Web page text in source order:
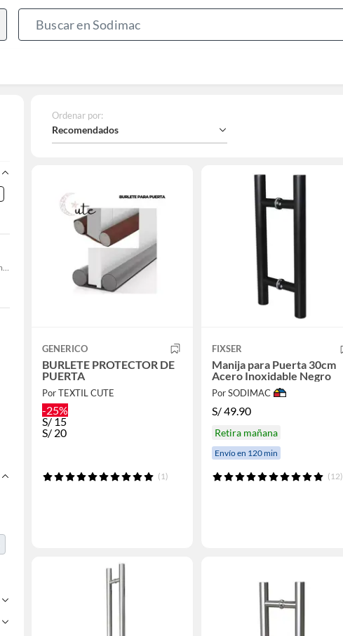
Bar
Sodimac Lima Centro, Sodimac Plaza Norte, Sodimac La Victoria, Sodimac San Miguel, Sodimac S. J. Lurigancho, Sodimac Primavera, Sodimac Chacarilla, Sodimac Av. La Molina, Sodimac Colonial, Maestro Barrios Altos, Sodimac Naranjal
Ordenar por:
Recomendados
GENERICO
BURLETE PROTECTOR DE
PUERTA
Por TEXTIL CUTE
-25%
S/15
S/ 20
(1)
FIXSER
Manija para Puerta 30cm
Acero Inoxidable Negro
Por SODIMAC
S/49.90
Retira mañana
Envío en 120 min
(12)